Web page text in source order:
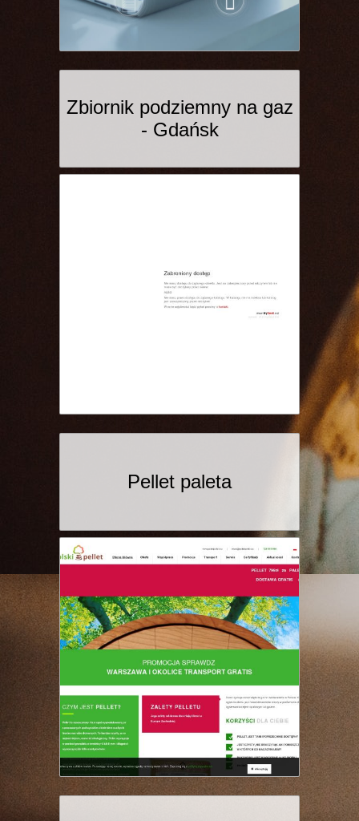
Zbiornik podziemny na gaz
- Gdańsk
Pellet paleta